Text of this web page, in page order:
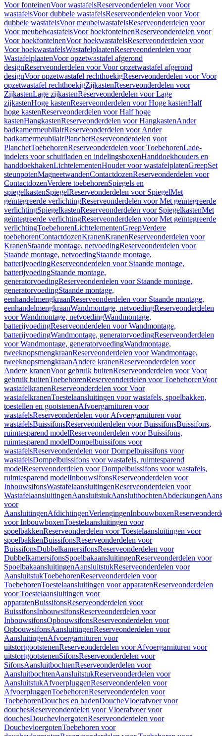
Voor fonteinenVoor wastafelsReserveonderdelen voor Voor
wastafelsVoor dubbele wastafelsReserveonderdelen voor Voor
dubbele wastafelsVoor meubelwastafelsReserveonderdelen voor
Voor meubelwastafelsVoor hoekfonteinenReserveonderdelen voor
Voor hoekfonteinenVoor hoekwastafelsReserveonderdelen voor
Voor hoekwastafelsWastafelplaatenReserveonderdelen voor
WastafelplaatenVoor opzetwastafel afgerond
designReserveonderdelen voor Voor opzetwastafel afgerond
designVoor opzetwastafel rechthoekigReserveonderdelen voor Voor
opzetwastafel rechthoekigZijkastenReserveonderdelen voor
ZijkastenLage zijkastenReserveonderdelen voor Lage
zijkastenHoge kastenReserveonderdelen voor Hoge kastenHalf
hoge kastenReserveonderdelen voor Half hoge
kastenHangkastenReserveonderdelen voor HangkastenAnder
badkamermeubilairReserveonderdelen voor Ander
badkamermeubilairPlanchetReserveonderdelen voor
PlanchetToebehorenReserveonderdelen voor ToebehorenLade-
indelers voor schuifladen en indelingsboxenHanddoekhouders en
handdoekhakenLichtelementenHouder voor wastafelplatenGreepSet
steunpotenMagneetwandenContactdozenReserveonderdelen voor
ContactdozenVerdere toebehorenSpiegels en
spiegelkastenSpiegelReserveonderdelen voor SpiegelMet
geïntegreerde verlichtingReserveonderdelen voor Met geïntegreerde
verlichtingSpiegelkastenReserveonderdelen voor SpiegelkastenMet
geïntegreerde verlichtingReserveonderdelen voor Met geïntegreerde
verlichtingToebehorenLichtelementenGreepVerdere
toebehorenContactdozenKranenKranenReserveonderdelen voor
KranenStaande montage, netvoedingReserveonderdelen voor
Staande montage, netvoedingStaande montage,
batterijvoedingReserveonderdelen voor Staande montage,
batterijvoedingStaande montage,
generatorvoedingReserveonderdelen voor Staande montage,
generatorvoedingStaande montage,
eenhandelmengkraanReserveonderdelen voor Staande montage,
eenhandelmengkraanWandmontage, netvoedingReserveonderdelen
voor Wandmontage, netvoedingWandmontage,
batterijvoedingReserveonderdelen voor Wandmontage,
batterijvoedingWandmontage, generatorvoedingReserveonderdelen
voor Wandmontage, generatorvoedingWandmontage,
tweeknopsmengkraanReserveonderdelen voor Wandmontage,
tweeknopsmengkraanAndere kranenReserveonderdelen voor
Andere kranenVoor gebruik buitenReserveonderdelen voor Voor
gebruik buitenToebehorenReserveonderdelen voor ToebehorenVoor
wastafelkranenReserveonderdelen voor Voor
wastafelkranenToestelaansluitingen voor wastafels, spoelbakken,
toestellen en gootstenenAfvoergarnituren voor
wastafelsReserveonderdelen voor Afvoergarnituren voor
wastafelsBuissifonsReserveonderdelen voor BuissifonsBuissifons,
ruimtesparend modelReserveonderdelen voor Buissifons,
ruimtesparend modelDompelbuissifons voor
wastafelsReserveonderdelen voor Dompelbuissifons voor
wastafelsDompelbuissifons voor wastafels, ruimtesparend
modelReserveonderdelen voor Dompelbuissifons voor wastafels,
ruimtesparend modelInbouwsifonsReserveonderdelen voor
InbouwsifonsWastafelaansluitingenReserveonderdelen voor
WastafelaansluitingenAansluitstukAansluitbochtenAbdeckungen
voor
AansluitingenAfdichtingenVerlengingenInbouwboxen
voor InbouwboxenToestelaansluitingen voor
spoelbakkenReserveonderdelen voor Toestelaansluitingen voor
spoelbakkenBuissifonsReserveonderdelen voor
BuissifonsDubbelkamersifonsReserveonderdelen voor
DubbelkamersifonsSpoelbakaansluitingenReserveonderdelen voor
SpoelbakaansluitingenAansluitstukReserveonderdelen voor
AansluitstukToebehorenReserveonderdelen voor
ToebehorenToestelaansluitingen voor apparatenReserveonderdelen
voor Toestelaansluitingen voor
apparatenBuissifonsReserveonderdelen voor
BuissifonsInbouwsifonsReserveonderdelen voor
InbouwsifonsOpbouwsifonsReserveonderdelen voor
OpbouwsifonsAansluitingenReserveonderdelen voor
AansluitingenAfvoergarnituren voor
uitstortgootstenenReserveonderdelen voor Afvoergarnituren voor
uitstortgootstenenSifonsReserveonderdelen voor
SifonsAansluitbochtenReserveonderdelen voor
AansluitbochtenAansluitstukReserveonderdelen voor
AansluitstukAfvoerpluggenReserveonderdelen voor
AfvoerpluggenToebehorenReserveonderdelen voor
ToebehorenDouches en badenDoucheVloerafvoer voor
douchesReserveonderdelen voor Vloerafvoer voor
douchesDouchevloergotenReserveonderdelen voor
DouchevloergotenToebehoren voor